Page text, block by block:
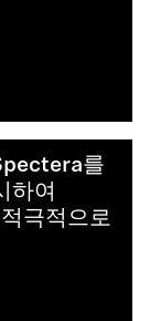
를
하여
극적으로